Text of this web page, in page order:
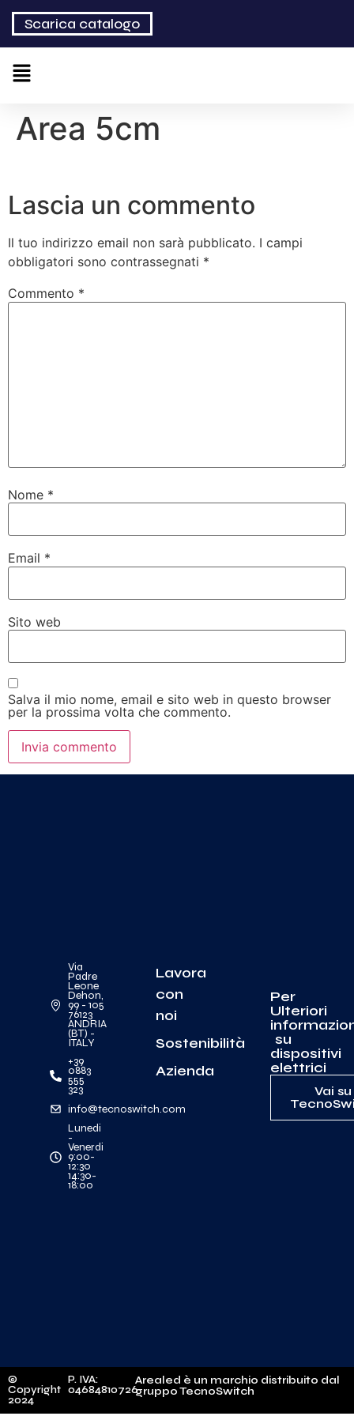
Scarica catalogo
Area 5cm
Lascia un commento
Il tuo indirizzo email non sarà pubblicato. I campi
obbligatori sono contrassegnati *
Commento *
Nome *
Email *
Sito web
Salva il mio nome, email e sito web in questo browser
per la prossima volta che commento.
Via
Padre
Leone
Dehon,
99 - 105
76123
ANDRIA
(BT) -
ITALY
+39
0883
555
323
info@tecnoswitch.com
Lunedi
-
Venerdi
9:00-
12:30
14:30-
18:00
Lavora
con
noi
Sostenibilità
Azienda
Per
Ulteriori
su
dispositivi
elettrici
Vai su
©
Copyright
2024
P. IVA:
04684810726
Arealed è un marchio distribuito dal
gruppo TecnoSwitch